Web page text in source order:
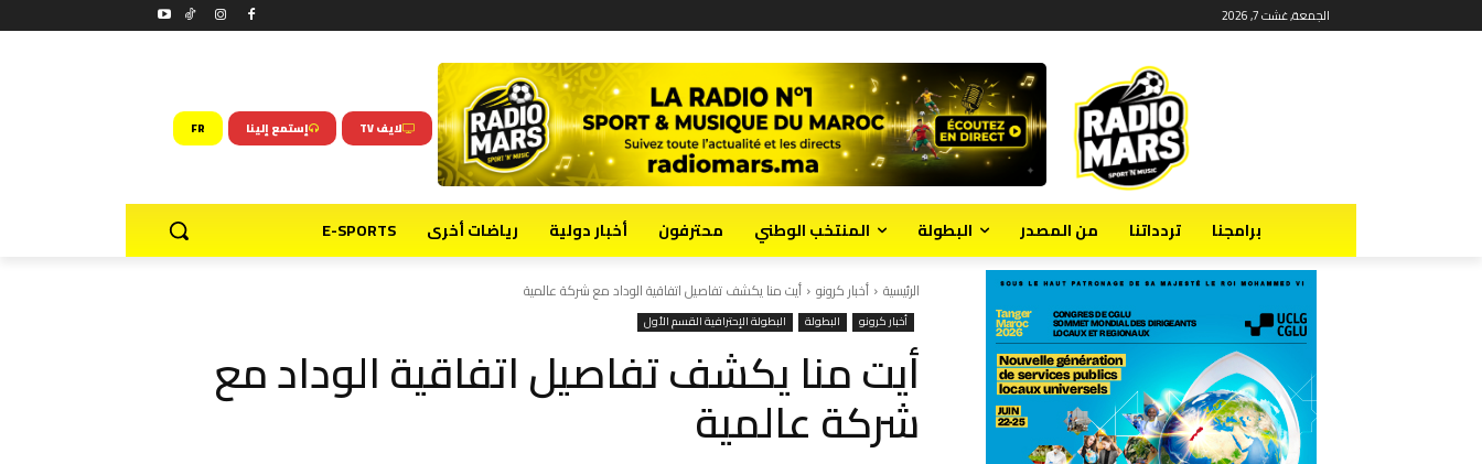
الجمعة, غشت 7, 2026
لايف TV إستمع إلينا FR
برامجنا تردداتنا من المصدر البطولة المنتخب الوطني محترفون أخبار دولية رياضات أخرى E-SPORTS
الرئيسية أخبار كرونو أيت منا يكشف تفاصيل اتفاقية الوداد مع شركة عالمية
أخبار كرونو البطولة البطولة الإحترافية القسم الأول
أيت منا يكشف تفاصيل اتفاقية الوداد مع
شركة عالمية